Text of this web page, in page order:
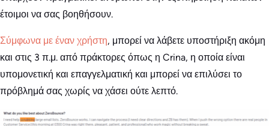
έτοιμοι να σας βοηθήσουν.
Σύμφωνα με έναν χρήστη, μπορεί να λάβετε υποστήριξη ακόμη
και στις 3 π.μ. από πράκτορες όπως η Crina, η οποία είναι
υπομονετική και επαγγελματική και μπορεί να επιλύσει το
πρόβλημά σας χωρίς να χάσει ούτε λεπτό.